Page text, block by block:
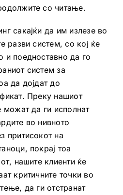
со читање.
сакајќи да им излезе во
разви систем, со кој ќе
и поедноставно да го
систем за
да дојдат до
Преку нашиот
можат да ги исполнат
во нивното
притисокот на
покрај тоа
нашите клиенти ќе
критичните точки во
да ги отстранат